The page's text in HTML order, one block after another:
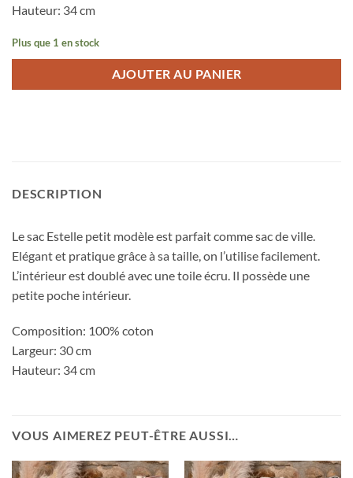
Hauteur: 34 cm
Plus que 1 en stock
AJOUTER AU PANIER
DESCRIPTION
Le sac Estelle petit modèle est parfait comme sac de ville.
Elégant et pratique grâce à sa taille, on l’utilise facilement.
L’intérieur est doublé avec une toile écru. Il possède une
petite poche intérieur.
Composition: 100% coton
Largeur: 30 cm
Hauteur: 34 cm
VOUS AIMEREZ PEUT-ÊTRE AUSSI…